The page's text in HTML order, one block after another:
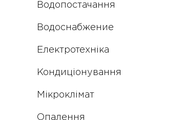
Водопостачання
Водоснабжение
Електротехніка
Кондиціонування
Мікроклімат
Опалення